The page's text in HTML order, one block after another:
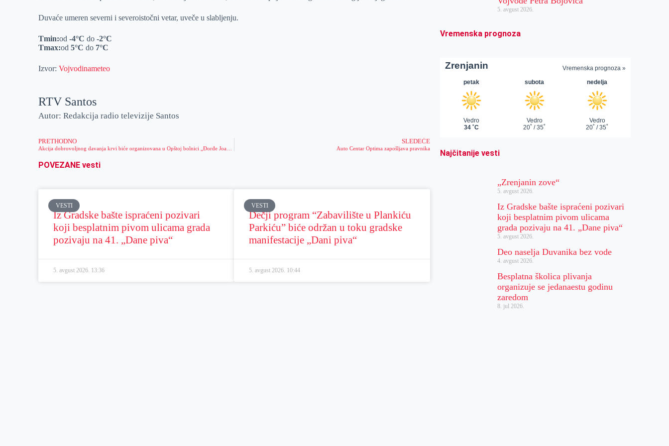
p
Duvaće umeren severni i severoistočni vetar, uveče u slabljenju.
Tmin:od-4°C do-2°C
Tmax:od5°C do 7°C
Izvor:Vojvodinameteo
RTV Santos
Autor: Redakcija radio televizije Santos
PRETHODNO SLEDEĆE
Auto Centar Optima zapošljava pravnika
POVEZANE vesti
VESTI
Iz Gradske bašte ispraćeni pozivari
koji besplatnim pivom ulicama grada
pozivaju na 41. „Dane piva“
5. avgust 2026. 13:36
VESTI
Dečji program “Zabavilište u Plankiću
Parkiću” biće održan u toku gradske
manifestacije „Dani piva“
5. avgust 2026. 10:44
5. avgust 2026.
Vremenska prognoza
Najčitanije vesti
„Zrenjanin zove“
5. avgust 2026.
Iz Gradske bašte ispraćeni pozivari
koji besplatnim pivom ulicama
grada pozivaju na 41. „Dane piva“
5. avgust 2026.
Deo naselja Duvanika bez vode
4. avgust 2026.
Besplatna školica plivanja
organizuje se jedanaestu godinu
zaredom
8. jul 2026.